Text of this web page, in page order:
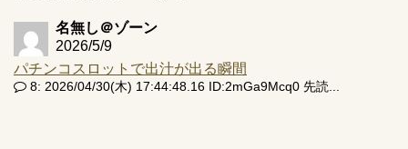
名無し＠ゾーン
2026/5/9
パチンコスロットで出汁が出る瞬間
8: 2026/04/30(木) 17:44:48.16 ID:2mGa9Mcq0 先読...